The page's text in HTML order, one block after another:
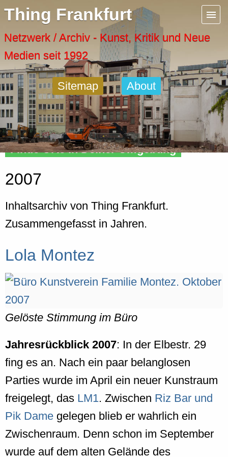
Thing Frankfurt
Netzwerk / Archiv - Kunst, Kritik und Neue
Medien seit 1992
Sitemap About
Finde Orte in Deiner Umgebung
2007
Inhaltsarchiv von Thing Frankfurt.
Zusammengefasst in Jahren.
Lola Montez
Gelöste Stimmung im Büro
Jahresrückblick 2007: In der Elbestr. 29
fing es an. Nach ein paar belanglosen
Parties wurde im April ein neuer Kunstraum
freigelegt, das LM1. Zwischen Riz Bar und
Pik Dame gelegen blieb er wahrlich ein
Zwischenraum. Denn schon im September
wurde auf dem alten Gelände des
Menu
Artspaces
Cool Places
Frankfurt Diary
Activity
Recent Posts
Home